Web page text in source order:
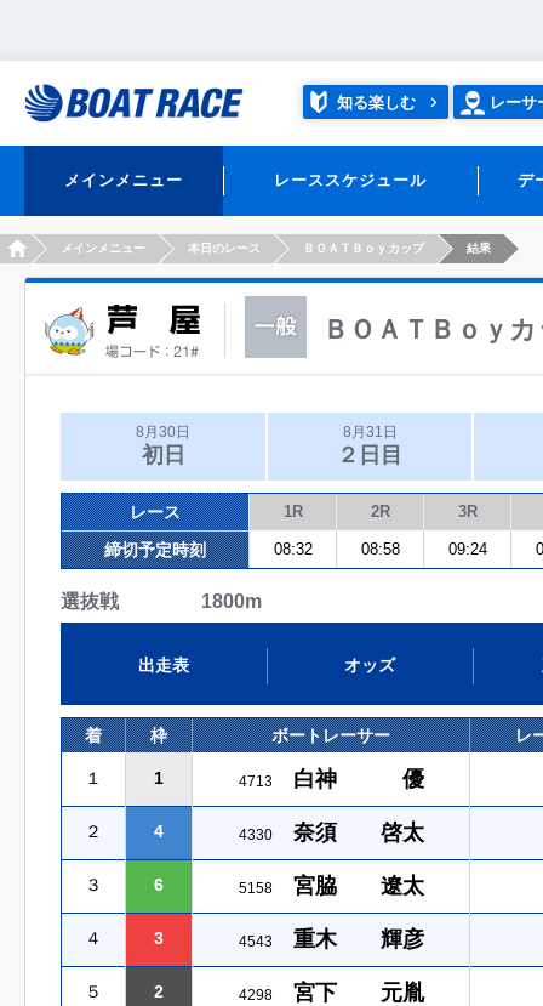
知る楽しむ レーサ
メインメニュー レーススケジュール デ
HOMEメインメニュー 本日のレース ＢＯＡＴＢｏｙカップ 結果
ＢＯＡＴＢｏｙ
8月30日
初日
8月31日
２日目
レース 1R 2R 3R
締切予定時刻 08:32 08:58 09:24
選抜戦 1800m
出走表 オッズ
着 枠 ボートレーサー レ
１ 1 4713 白神 優
２ 4 4330 奈須 啓太
３ 6 5158 宮脇 遼太
４ 3 4543 重木 輝彦
５ 2 4298 宮下 元胤